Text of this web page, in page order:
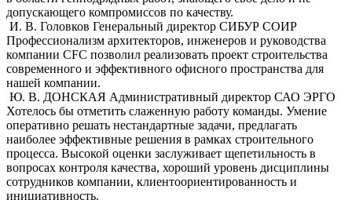
допускающего компромиссов по качеству.
И. В. Головков Генеральный директор СИБУР СОИР
Профессионализм архитекторов, инженеров и руководства
компании CFC позволил реализовать проект строительства
современного и эффективного офисного пространства для
нашей компании.
Ю. В. ДОНСКАЯ Административный директор САО ЭРГО
Хотелось бы отметить слaженную работу команды. Умение
оперативно решать нестандартные задачи, предлагать
наиболее эффективные решения в рамках строительного
процесса. Высокой оценки заслуживает щепетильность в
вопросах контроля качества, хороший уровень дисциплины
сотрудников компании, клиентоориентированность и
инициативность.